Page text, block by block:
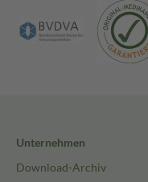
Unternehmen
Download-Archiv